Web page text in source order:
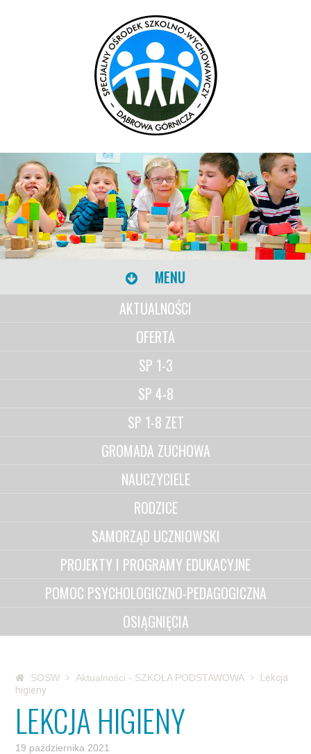
MENU
AKTUALNOŚCI
OFERTA
SP 1-3
SP 4-8
SP 1-8 ZET
GROMADA ZUCHOWA
NAUCZYCIELE
RODZICE
SAMORZĄD UCZNIOWSKI
PROJEKTY I PROGRAMY EDUKACYJNE
POMOC PSYCHOLOGICZNO-PEDAGOGICZNA
OSIĄGNIĘCIA
SOSW Aktualności - SZKOŁA PODSTAWOWA
Lekcja
higieny
LEKCJA HIGIENY
19 października 2021